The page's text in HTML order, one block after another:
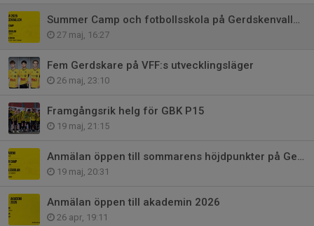
Summer Camp och fotbollsskola på Gerdskenvallen i sommar
27 maj, 16:27
Fem Gerdskare på VFF:s utvecklingsläger
26 maj, 23:10
Framgångsrik helg för GBK P15
19 maj, 21:15
Anmälan öppen till sommarens höjdpunkter på Gerdskenvallen
19 maj, 20:31
Anmälan öppen till akademin 2026
26 apr, 19:11